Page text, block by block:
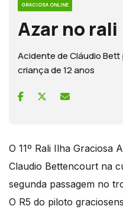
GRACIOSA ONLINE
Azar no rali
Acidente de Cláudio
criança de 12 anos
O 11º Rali Ilha Graciosa
Claudio Bettencourt na
segunda passagem no
O R5 do piloto